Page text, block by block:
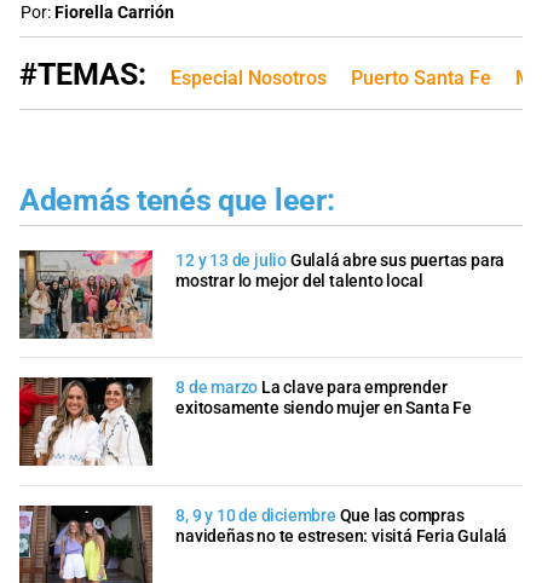
Por:Fiorella Carrión
#TEMAS: Especial Nosotros Puerto Santa Fe
Además tenés que leer:
12 y 13 de julioGulalá abre sus puertas para
mostrar lo mejor del talento local
8 de marzo La clave para emprender
exitosamente siendo mujer en Santa Fe
8, 9 y 10 de diciembre Que las compras
navideñas no te estresen: visitá Feria Gulalá